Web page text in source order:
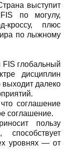
выступит
по могулу,
кроссу, плюс
по лыжному
FIS глобальный
дисциплин
выходит далеко
соглашение
соглашение.
пользу
уровнях — от